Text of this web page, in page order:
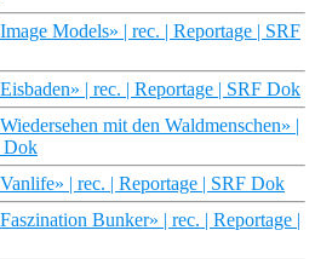
Models» | rec. | Reportage | SRF
| rec. | Reportage | SRF Dok
mit den Waldmenschen» |
Dok
| rec. | Reportage | SRF Dok
Bunker» | rec. | Reportage |